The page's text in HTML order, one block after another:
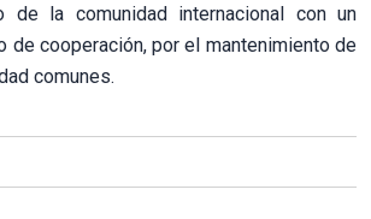
de la comunidad internacional con un
de cooperación, por el mantenimiento de
comunes.